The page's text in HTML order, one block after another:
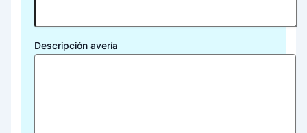
Descripción avería